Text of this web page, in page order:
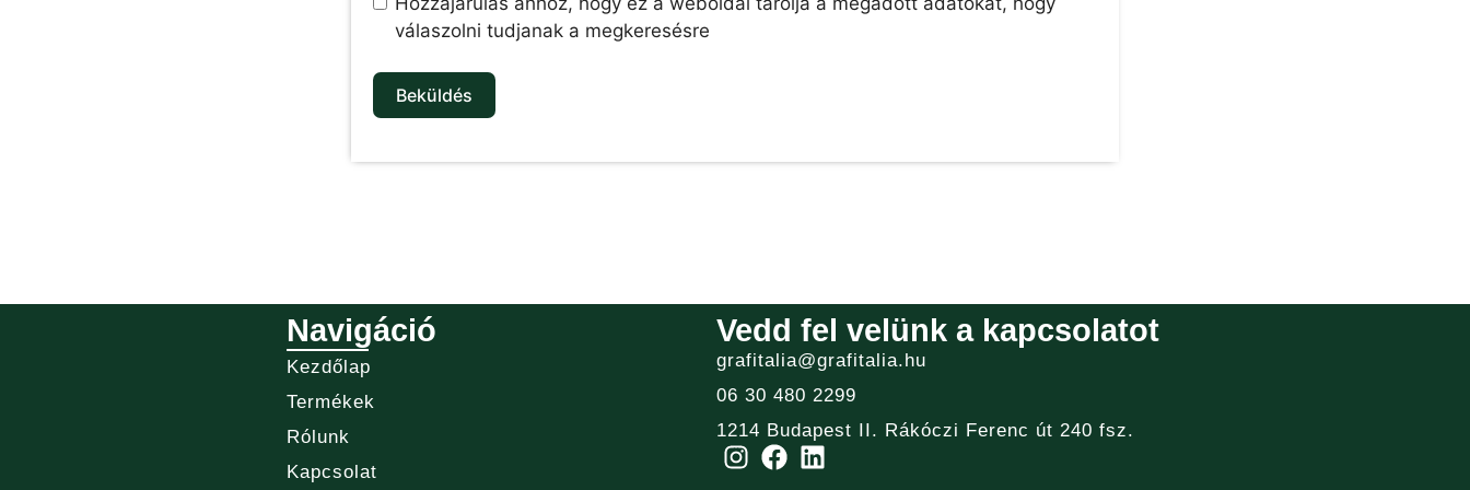
válaszolni tudjanak a megkeresésre
Beküldés
Navigáció
Kezdőlap
Termékek
Rólunk
Kapcsolat
Vedd fel velünk a kapcsolatot
grafitalia@grafitalia.hu
06 30 480 2299
1214 Budapest II. Rákóczi Ferenc út 240 fsz.